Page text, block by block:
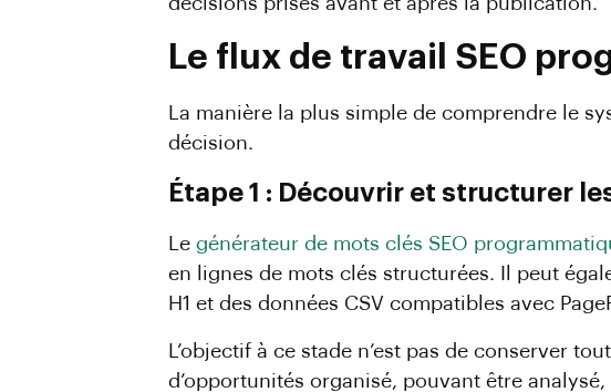
Le flux de travail SEO
La manière la plus simple de comprendre le
décision.
Étape 1 : Découvrir et structurer
Le générateur de mots clés SEO
en lignes de mots clés structurées. Il peut
H1 et des données CSV compatibles avec
L’objectif à ce stade n’est pas de conserver
d’opportunités organisé, pouvant être